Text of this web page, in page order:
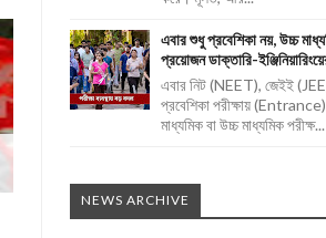
এবার শুধু প্রবেশিকা নয়, উচ্চ
প্রয়োজন ডাক্তারি-
এবার নিট (NEET), জেইই
প্রবেশিকা পরীক্ষায়
মাধ্যমিক বা উচ্চ মাধ্যমিক পরীক্ষ...
NEWS ARCHIVE